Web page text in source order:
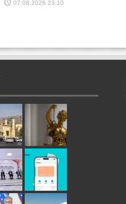
07.08.2026 23:10